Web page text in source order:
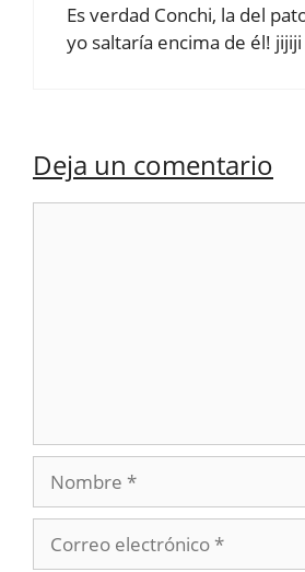
Es verdad Conchi, la del
yo saltaría encima de él! jijiji
Deja un comentario
Nombre
electrónico